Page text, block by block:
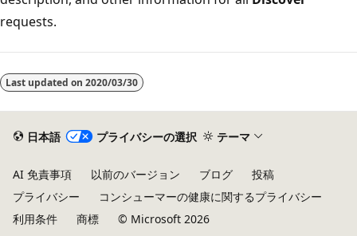
requests.
取
り
Last updated on 2020/03/30
日本語 プライバシーの選択 テーマ
AI 免責事項 以前のバージョン ブログ
投稿
プライバシー
コンシューマーの健康に関するプライバシー
利用条件
商標 © Microsoft 2026